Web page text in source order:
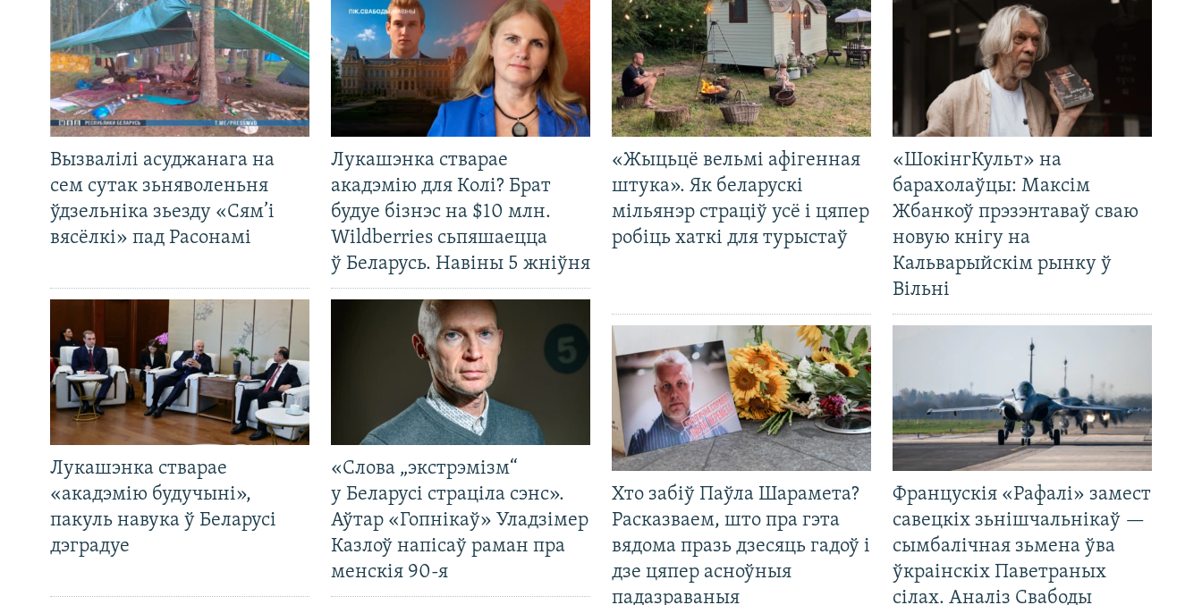
Вызвалілі асуджанага на
сем сутак зьняволеньня
ўдзельніка зьезду «Сям’і
вясёлкі» пад Расонамі
Лукашэнка стварае
акадэмію для Колі? Брат
будуе бізнэс на $10 млн.
Wildberries сьпяшаецца
ў Беларусь. Навіны 5 жніўня
Лукашэнка стварае
«акадэмію будучыні»,
пакуль навука ў Беларусі
дэградуе
«Слова „экстрэмізм“
у Беларусі страціла сэнс».
Аўтар «Гопнікаў» Уладзімер
Казлоў напісаў раман пра
менскія 90-я
«Жыцьцё вельмі афігенная
штука». Як беларускі
мільянэр страціў усё і цяпер
робіць хаткі для турыстаў
«ШокінгКульт» на
барахолаўцы: Максім
Жбанкоў прэзэнтаваў сваю
новую кнігу на
Кальварыйскім рынку ў
Вільні
Хто забіў Паўла Шарамета?
Расказваем, што пра гэта
вядома празь дзесяць гадоў і
дзе цяпер асноўныя
падазраваныя
Францускія «Рафалі» замест
савецкіх зьнішчальнікаў —
сымбалічная зьмена ўва
ўкраінскіх Паветраных
сілах. Аналіз Свабоды